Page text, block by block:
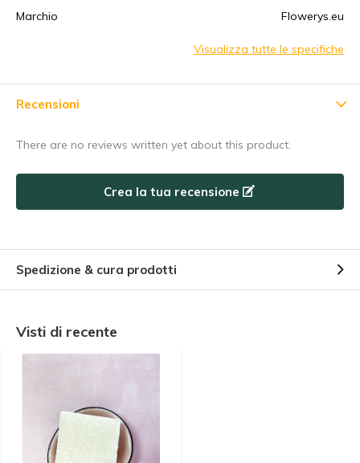
Marchio Flowerys.eu
Visualizza tutte le specifiche
Recensioni
There are no reviews written yet about this product.
Crea la tua recensione
Spedizione & cura prodotti
Visti di recente